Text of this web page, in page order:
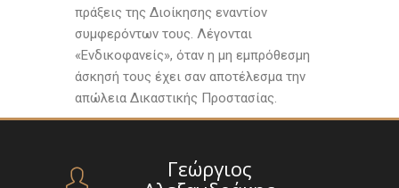
πράξεις της Διοίκησης εναντίον
συμφερόντων τους. Λέγονται
«Ενδικοφανείς», όταν η μη εμπρόθεσμη
άσκησή τους έχει σαν αποτέλεσμα την
απώλεια Δικαστικής Προστασίας.
Γεώργιος